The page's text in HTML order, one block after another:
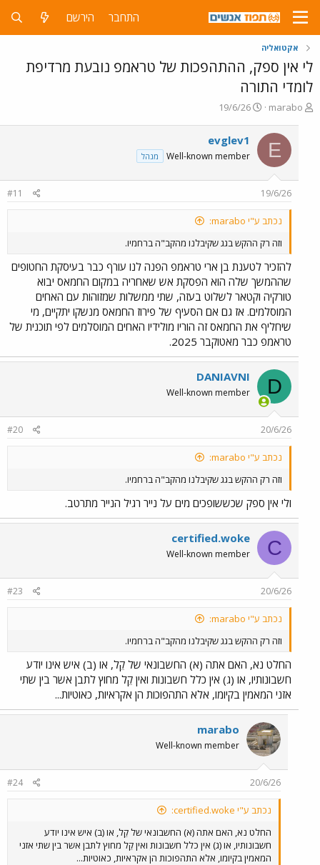
התחבר הירשם
אקטואליה
לי אין ספק, ההתהפכות של טראמפ נובעת מרדיפת
לומדי התורה
פ
marabo
פ
ס
ם
ת
י
19/6/26
E
evglev1
Well-known member מנהל
19/6/26
#11
נכתב ע"י marabo:
וזה רק ההקש בגג שקיבלנו מהקב"ה ברחמיו.
להזכיר לטענת בן ארי טראמפ הפנה לנו עורף כבר בעיסקת החטופים
שההמשך שלה הוא הפסקת אש שאחריה במקום החמאס יבוא
טורקיה וקטאר לשלוט בעזה, שתי ממשלות שמזוהות עם האחים
המוסלמים. אז גם אם הסעיף של פירוז החמאס מנשקו יתקיים, מי
שיחליף את החמאס זה הוריו מולידיו האחים המוסלמים לפי תוכנית של
טראמפ כבר מאטוקבר 2025.
D
DANIAVNI
Well-known member
20/6/26
#20
נכתב ע"י marabo:
וזה רק ההקש בגג שקיבלנו מהקב"ה ברחמיו.
ולי אין ספק שכששופכים מים על נייר רגיל הנייר מתרטב.
C
certified.woke
Well-known member
20/6/26
#23
נכתב ע"י marabo:
וזה רק ההקש בגג שקיבלנו מהקב"ה ברחמיו.
החלט נא, האם אתה (א) החשבונאי של קֵל, או (ב) איש אינו יודע
חשבונותיו, או (ג) אין כלל חשבונות ואין קֵל מחוץ לתבן אשר בין שתי
אזני המאמין בקיומו, אלא התהפוכות הן אקראיות, כאוטיות...
marabo
Well-known member
20/6/26
#24
נכתב ע"י certified.woke:
החלט נא, האם אתה (א) החשבונאי של קֵל, או (ב) איש אינו יודע
חשבונותיו, או (ג) אין כלל חשבונות ואין קֵל מחוץ לתבן אשר בין שתי אזני
המאמין בקיומו, אלא התהפוכות הן אקראיות, כאוטיות...